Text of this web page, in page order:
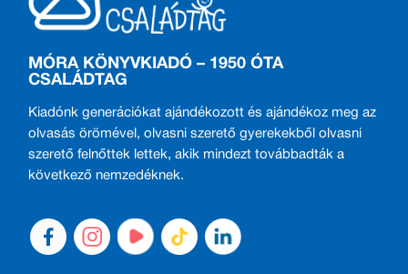
MÓRA KÖNYVKIADÓ – 1950 ÓTA
CSALÁDTAG
Kiadónk generációkat ajándékozott és ajándékoz meg az
olvasás örömével, olvasni szerető gyerekekből olvasni
szerető felnőttek lettek, akik mindezt továbbadták a
következő nemzedéknek.